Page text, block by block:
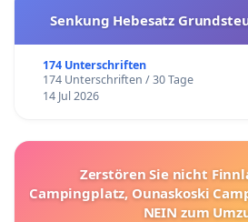
Senkung Hebesatz
174 Unterschriften
174 Unterschriften / 30 Tage
14 Jul 2026
Zerstören Sie nicht
Campingplatz, Ounaskoski
NEIN zum